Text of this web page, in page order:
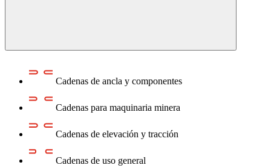
Cadenas de ancla y componentes
Cadenas para maquinaria minera
Cadenas de elevación y tracción
Cadenas de uso general